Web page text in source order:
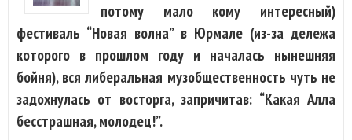
потому мало кому интересный)
фестиваль “Новая волна” в Юрмале (из-за дележа
которого в прошлом году и началась нынешняя
бойня), вся либеральная музобщественность чуть не
задохнулась от восторга, запричитав: “Какая Алла
бесстрашная, молодец!”.